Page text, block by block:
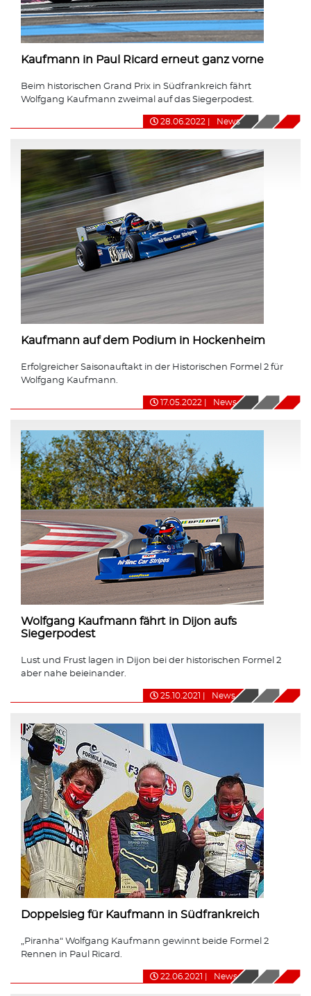
Kaufmann in Paul Ricard erneut ganz vorne
Beim historischen Grand Prix in Südfrankreich fährt
Wolfgang Kaufmann zweimal auf das Siegerpodest.
28.06.2022 News
Kaufmann auf dem Podium in Hockenheim
Erfolgreicher Saisonauftakt in der Historischen Formel 2 für
Wolfgang Kaufmann.
17.05.2022 News
Wolfgang Kaufmann fährt in Dijon aufs
Siegerpodest
Lust und Frust lagen in Dijon bei der historischen Formel 2
aber nahe beieinander.
25.10.2021 News
Doppelsieg für Kaufmann in Südfrankreich
„Piranha“ Wolfgang Kaufmann gewinnt beide Formel 2
Rennen in Paul Ricard.
22.06.2021 News